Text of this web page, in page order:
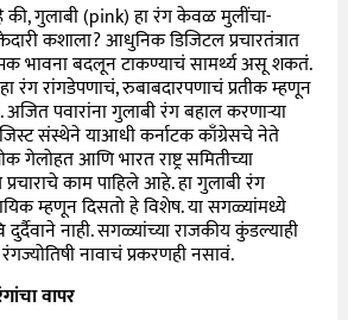
गुलाबी (pink) हा रंग केवळ मुलींचा-
कशाला? आधुनिक डिजिटल प्रचारतंत्रात
भावना बदलून टाकण्याचं सामर्थ्य असू शकतं.
रंग रांगडेपणाचं, रुबाबदारपणाचं प्रतीक म्हणून
पवारांना गुलाबी रंग बहाल करणाऱ्या
संस्थेने याआधी कर्नाटक काँग्रेसचे नेते
गेलोहत आणि भारत राष्ट्र समितीच्या
काम पाहिले आहे. हा गुलाबी रंग
म्हणून दिसतो हे विशेष. या सगळ्यांमध्ये
नाही. सगळ्यांच्या राजकीय कुंडल्याही
नावाचं प्रकरणही नसावं.
वापर